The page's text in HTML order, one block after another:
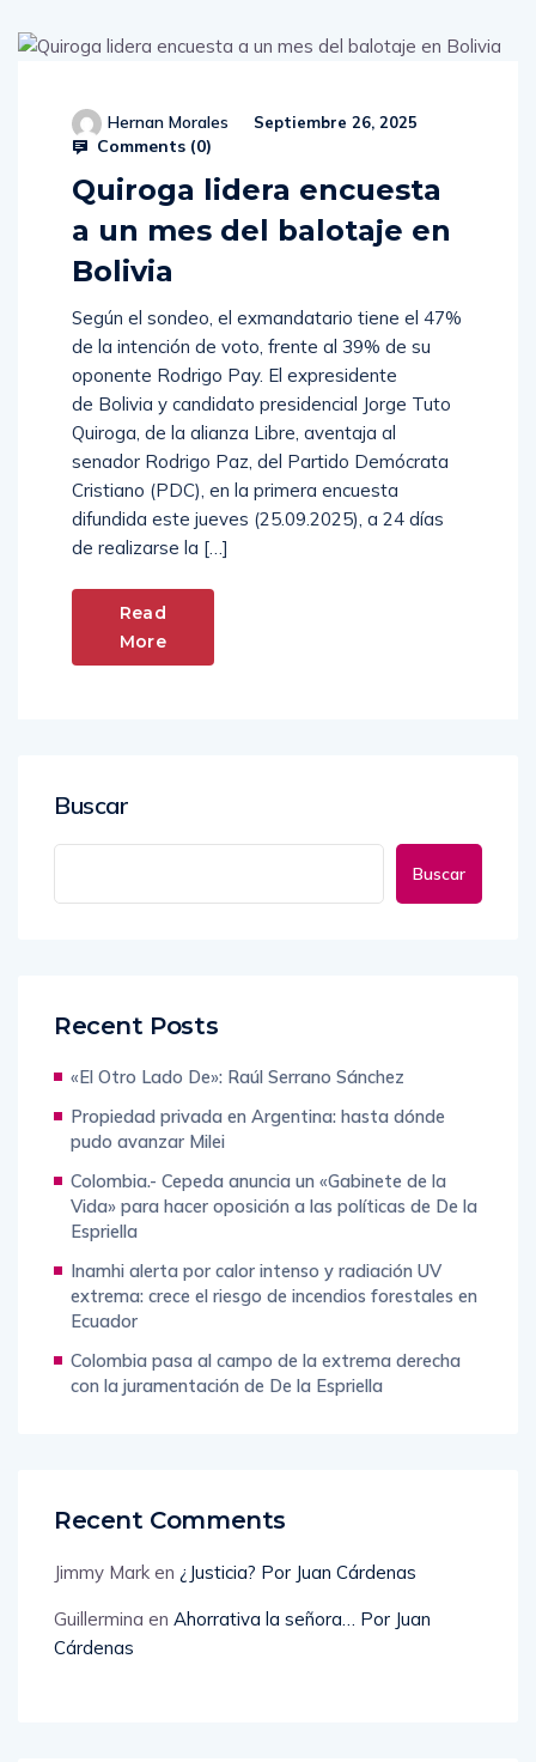
Hernan Morales Septiembre 26, 2025
Comments (0)
Quiroga lidera encuesta
a un mes del balotaje en
Bolivia
Según el sondeo, el exmandatario tiene el 47%
de la intención de voto, frente al 39% de su
oponente Rodrigo Pay. El expresidente
de Bolivia y candidato presidencial Jorge Tuto
Quiroga, de la alianza Libre, aventaja al
senador Rodrigo Paz, del Partido Demócrata
Cristiano (PDC), en la primera encuesta
difundida este jueves (25.09.2025), a 24 días
de realizarse la […]
Read
More
Buscar
Buscar
Recent Posts
«El Otro Lado De»: Raúl Serrano Sánchez
Propiedad privada en Argentina: hasta dónde
pudo avanzar Milei
Colombia.- Cepeda anuncia un «Gabinete de la
Vida» para hacer oposición a las políticas de De la
Espriella
Inamhi alerta por calor intenso y radiación UV
extrema: crece el riesgo de incendios forestales en
Ecuador
Colombia pasa al campo de la extrema derecha
con la juramentación de De la Espriella
Recent Comments
Jimmy Mark en ¿Justicia? Por Juan Cárdenas
Guillermina en Ahorrativa la señora… Por Juan
Cárdenas